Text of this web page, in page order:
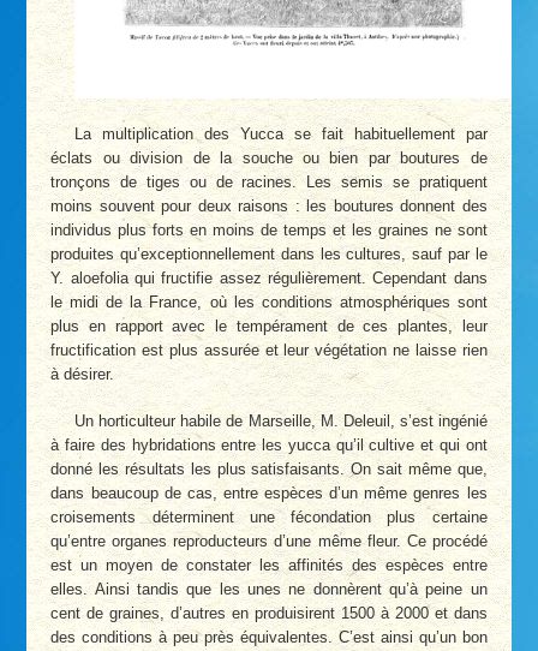
La multiplication des Yucca se fait habituellement par
éclats ou division de la souche ou bien par boutures de
tronçons de tiges ou de racines. Les semis se pratiquent
moins souvent pour deux raisons : les boutures donnent des
individus plus forts en moins de temps et les graines ne sont
produites qu’exceptionnellement dans les cultures, sauf par le
Y. aloefolia qui fructifie assez régulièrement. Cependant dans
le midi de la France, où les conditions atmosphériques sont
plus en rapport avec le tempérament de ces plantes, leur
fructification est plus assurée et leur végétation ne laisse rien
à désirer.
Un horticulteur habile de Marseille, M. Deleuil, s’est ingénié
à faire des hybridations entre les yucca qu’il cultive et qui ont
donné les résultats les plus satisfaisants. On sait même que,
dans beaucoup de cas, entre espèces d’un même genres les
croisements déterminent une fécondation plus certaine
qu’entre organes reproducteurs d’une même fleur. Ce procédé
est un moyen de constater les affinités des espèces entre
elles. Ainsi tandis que les unes ne donnèrent qu’à peine un
cent de graines, d’autres en produisirent 1500 à 2000 et dans
des conditions à peu près équivalentes. C’est ainsi qu’un bon